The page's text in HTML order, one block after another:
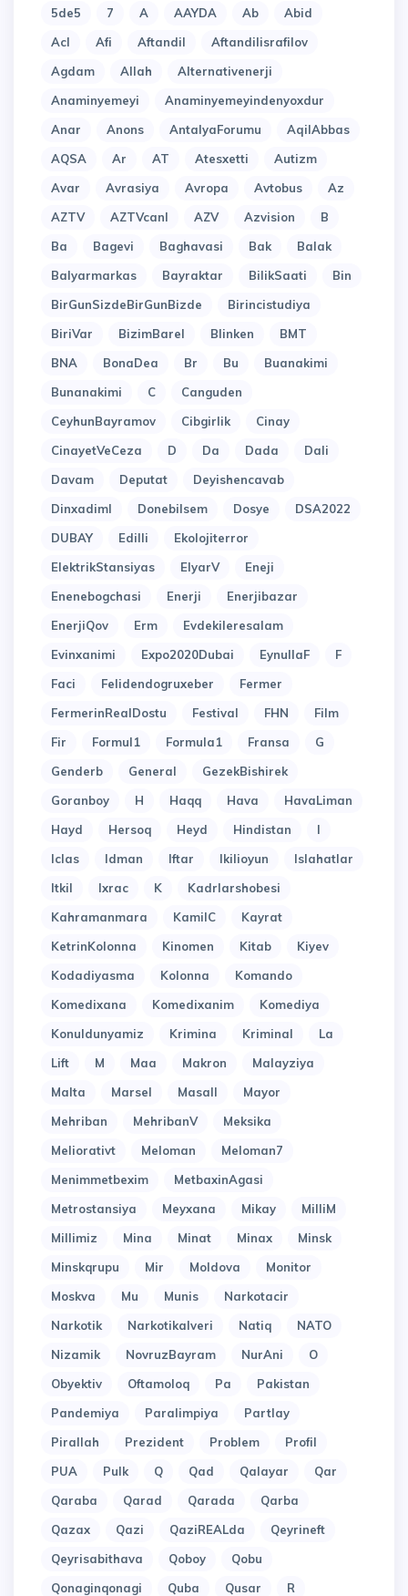
5de5 7 A AAYDA Ab
Abid
Acl
Afi Aftandil
Aftandilisrafilov
Agdam
Allah
Alternativenerji
Anaminyemeyi
Anaminyemeyindenyoxdur
Anar
Anons AntalyaForumu
AqilAbbas
AQSA
Ar AT Atesxetti
Autizm
Avar
Avrasiya Avropa Avtobus
Az
AZTV
AZTVcanl AZV Azvision
B
Ba
Bagevi Baghavasi Bak
Balak
Balyarmarkas
Bayraktar BilikSaati
Bin
BirGunSizdeBirGunBizde
Birincistudiya
BiriVar
BizimBarel Blinken
BMT
BNA
BonaDea Br Bu
Buanakimi
Bunanakimi
C
Canguden
CeyhunBayramov
Cibgirlik
Cinay
CinayetVeCeza
D Da Dada
Dali
Davam
Deputat
Deyishencavab
Dinxadiml
Donebilsem Dosye
DSA2022
DUBAY
Edilli
Ekolojiterror
ElektrikStansiyas
ElyarV
Eneji
Enenebogchasi
Enerji
Enerjibazar
EnerjiQov
Erm
Evdekileresalam
Evinxanimi
Expo2020Dubai EynullaF
F
Faci
Felidendogruxeber
Fermer
FermerinRealDostu
Festival FHN
Film
Fir
Formul1 Formula1 Fransa
G
Genderb
General
GezekBishirek
Goranboy
H Haqq Hava
HavaLiman
Hayd
Hersoq Heyd Hindistan
I
Iclas
Idman Iftar Ikilioyun
Islahatlar
Itkil
Ixrac K
Kadrlarshobesi
Kahramanmara
KamilC
Kayrat
KetrinKolonna
Kinomen Kitab
Kiyev
Kodadiyasma
Kolonna
Komando
Komedixana
Komedixanim
Komediya
Konuldunyamiz
Krimina Kriminal
La
Lift
M Maa Makron
Malayziya
Malta
Marsel Masall
Mayor
Mehriban
MehribanV
Meksika
Meliorativt
Meloman
Meloman7
Menimmetbexim
MetbaxinAgasi
Metrostansiya
Meyxana Mikay
MilliM
Millimiz
Mina Minat Minax
Minsk
Minskqrupu
Mir Moldova
Monitor
Moskva
Mu Munis
Narkotacir
Narkotik
Narkotikalveri Natiq
NATO
Nizamik
NovruzBayram NurAni
O
Obyektiv
Oftamoloq Pa
Pakistan
Pandemiya
Paralimpiya
Partlay
Pirallah
Prezident Problem
Profil
PUA
Pulk Q Qad Qalayar
Qar
Qaraba
Qarad Qarada
Qarba
Qazax
Qazi QaziREALda
Qeyrineft
Qeyrisabithava
Qoboy
Qobu
Qonaginqonagi
Quba Qusar R